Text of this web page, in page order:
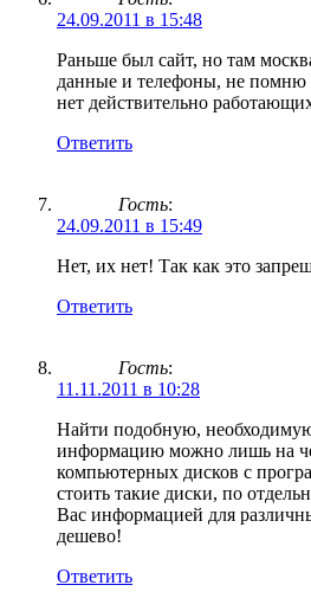
24.09.2011 в 15:48
Раньше был сайт, но там
данные и телефоны, не помню
нет действительно
Ответить
Гость:
24.09.2011 в 15:49
Нет, их нет! Так как это
Ответить
Гость:
11.11.2011 в 10:28
Найти подобную,
информацию можно лишь на
компьютерных дисков с
стоить такие диски, по
Вас информацией для
дешево!
Ответить